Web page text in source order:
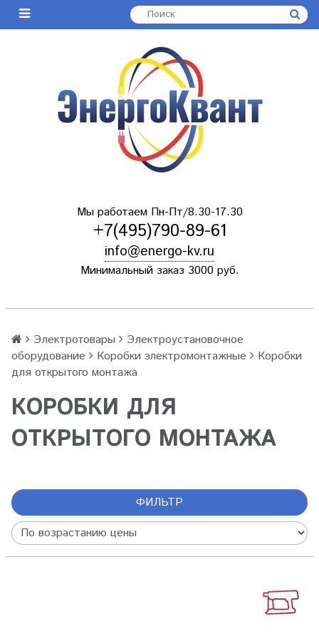
Мы работаем Пн-Пт/8.30-17.30
+7(495)790-89-61
info@energo-kv.ru
Минимальный заказ 3000 руб.
Электротовары
Электроустановочное
оборудование
Коробки электромонтажные
Коробки
для открытого монтажа
КОРОБКИ ДЛЯ
ОТКРЫТОГО МОНТАЖА
ФИЛЬТР